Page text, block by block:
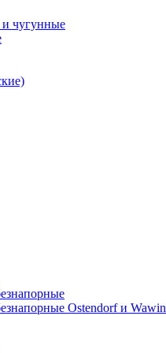
и чугунные
Ostendorf и Wawin